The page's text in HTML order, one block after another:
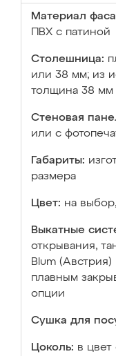
Материал
ПВХ с патиной
Столешница:
или 38 мм; из
толщина 38 мм
Стеновая
или с
Габариты:
размера
Цвет: на
Выкатные
открывания,
Blum
плавным
опции
Сушка для
Цоколь: в цвет